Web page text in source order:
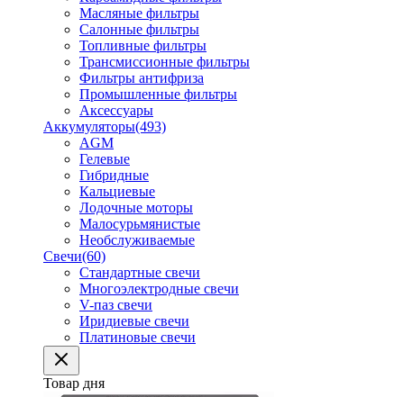
Масляные фильтры
Салонные фильтры
Топливные фильтры
Трансмиссионные фильтры
Фильтры антифриза
Промышленные фильтры
Аксессуары
Аккумуляторы(493)
AGM
Гелевые
Гибридные
Кальциевые
Лодочные моторы
Малосурьмянистые
Необслуживаемые
Свечи(60)
Стандартные свечи
Многоэлектродные свечи
V-паз свечи
Иридиевые свечи
Платиновые свечи
Товар дня